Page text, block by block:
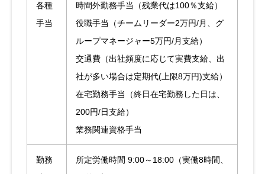
各種
手当
時間外勤務手当（残業代は100％支給）
役職手当（チームリーダー2万円/月、グ
ループマネージャー5万円/月支給）
交通費（出社頻度に応じて実費支給、出
社が多い場合は定期代(上限8万円)支給）
在宅勤務手当（終日在宅勤務した日は、
200円/日支給）
業務関連資格手当
勤務
所定労働時間 9:00～18:00（実働8時間、